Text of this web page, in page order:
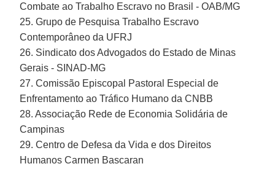
Combate ao Trabalho Escravo no Brasil - OAB/MG
25. Grupo de Pesquisa Trabalho Escravo
Contemporâneo da UFRJ
26. Sindicato dos Advogados do Estado de Minas
Gerais - SINAD-MG
27. Comissão Episcopal Pastoral Especial de
Enfrentamento ao Tráfico Humano da CNBB
28. Associação Rede de Economia Solidária de
Campinas
29. Centro de Defesa da Vida e dos Direitos
Humanos Carmen Bascaran